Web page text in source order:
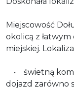
Miejscowość
okolicą z
miejskiej.
• świetną
dojazd zarówno